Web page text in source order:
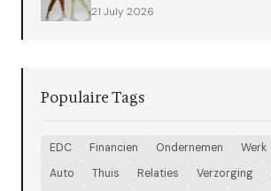
21 July 2026
Populaire Tags
EDC Financien Ondernemen Werk
Auto
Thuis Relaties Verzorging